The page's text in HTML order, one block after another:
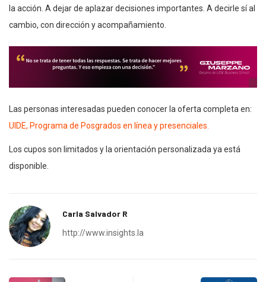
la acción. A dejar de aplazar decisiones importantes. A decirle sí al
cambio, con dirección y acompañamiento.
Las personas interesadas pueden conocer la oferta completa en:
UIDE, Programa de Posgrados en línea y presenciales.
Los cupos son limitados y la orientación personalizada ya está
disponible.
Carla Salvador R
http://www.insights.la